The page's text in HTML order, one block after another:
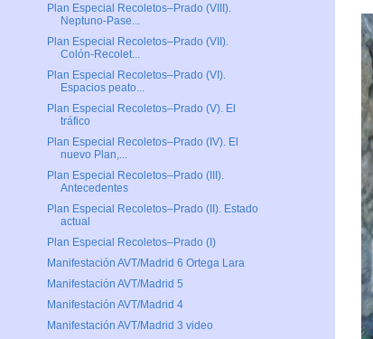
Plan Especial Recoletos–Prado (VIII).
Neptuno-Pase...
Plan Especial Recoletos–Prado (VII).
Colón-Recolet...
Plan Especial Recoletos–Prado (VI).
Espacios peato...
Plan Especial Recoletos–Prado (V). El
tráfico
Plan Especial Recoletos–Prado (IV). El
nuevo Plan,...
Plan Especial Recoletos–Prado (III).
Antecedentes
Plan Especial Recoletos–Prado (II). Estado
actual
Plan Especial Recoletos–Prado (I)
Manifestación AVT/Madrid 6 Ortega Lara
Manifestación AVT/Madrid 5
Manifestación AVT/Madrid 4
Manifestación AVT/Madrid 3 video